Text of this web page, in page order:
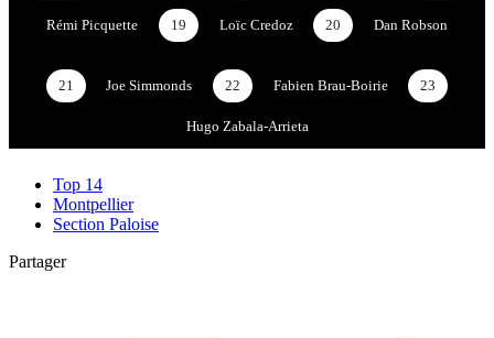
Rémi Picquette 19 Loïc Credoz 20 Dan Robson
21 Joe Simmonds 22 Fabien Brau-Boirie 23
Hugo Zabala-Arrieta
Top 14
Montpellier
Section Paloise
Partager